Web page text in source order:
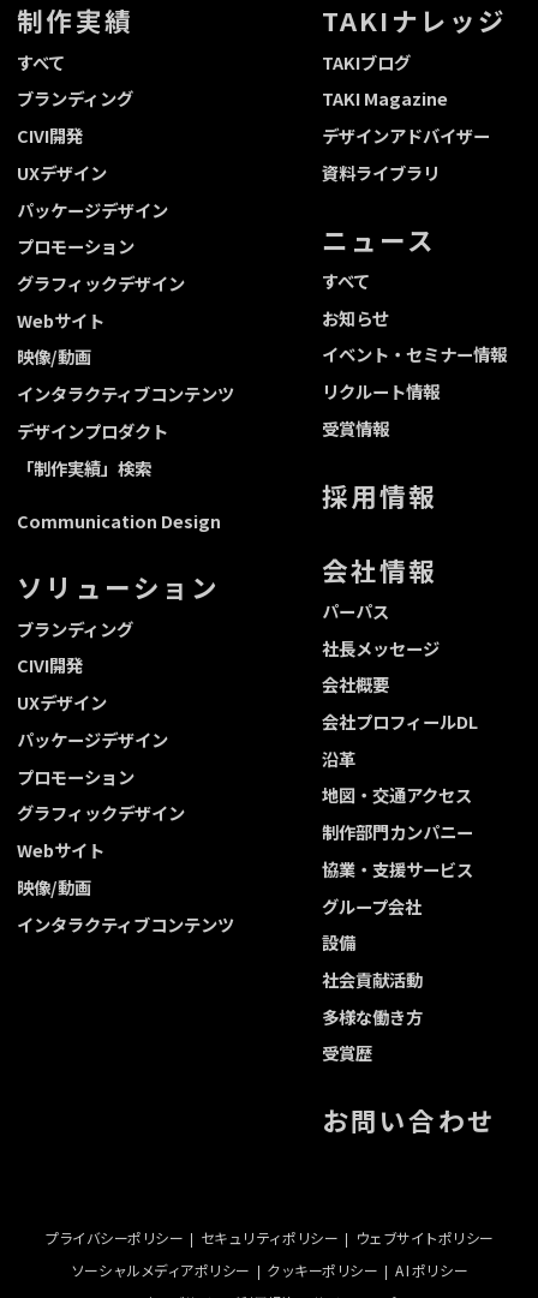
制作実績
すべて
ブランディング
CIVI開発
UXデザイン
パッケージデザイン
プロモーション
グラフィックデザイン
Webサイト
映像/動画
インタラクティブコンテンツ
デザインプロダクト
「制作実績」検索
Communication Design
ソリューション
ブランディング
CIVI開発
UXデザイン
パッケージデザイン
プロモーション
グラフィックデザイン
Webサイト
映像/動画
インタラクティブコンテンツ
TAKIナレッジ
TAKIブログ
TAKI Magazine
デザインアドバイザー
資料ライブラリ
ニュース
すべて
お知らせ
イベント・セミナー情報
リクルート情報
受賞情報
採用情報
会社情報
パーパス
社長メッセージ
会社概要
会社プロフィールDL
沿革
地図・交通アクセス
制作部門カンパニー
協業・支援サービス
グループ会社
設備
社会貢献活動
多様な働き方
受賞歴
お問い合わせ
プライバシーポリシー セキュリティポリシー
ウェブサイトポリシー
ソーシャルメディアポリシー
クッキーポリシー
A I ポリシー